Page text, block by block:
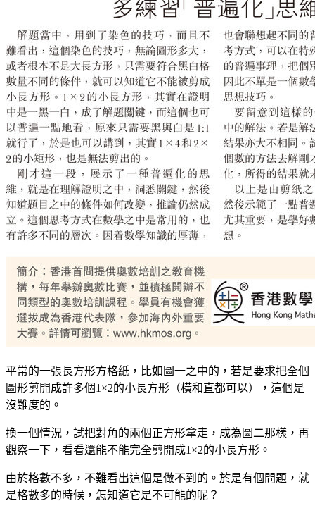
平常的一張長方形方格紙，比如圖一之中的，若是要求把全個
圖形剪開成許多個1×2的小長方形（橫和直都可以），這個是
沒難度的。
換一個情況，試把對角的兩個正方形拿走，成為圖二那樣，再
觀察一下，看看還能不能完全剪開成1×2的小長方形。
由於格數不多，不難看出這個是做不到的。於是有個問題，就
是格數多的時候，怎知道它是不可能的呢？